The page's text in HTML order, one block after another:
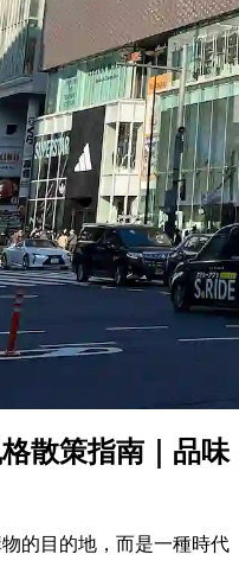
散策指南｜品味
的目的地，而是一種時代